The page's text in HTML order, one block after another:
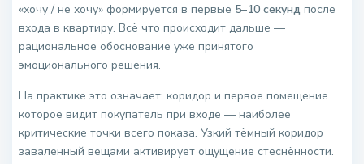
«хочу / не хочу» формируется в первые 5–10 секунд после
входа в квартиру. Всё что происходит дальше —
рациональное обоснование уже принятого
эмоционального решения.
На практике это означает: коридор и первое помещение
которое видит покупатель при входе — наиболее
критические точки всего показа. Узкий тёмный коридор
заваленный вещами активирует ощущение стеснённости.